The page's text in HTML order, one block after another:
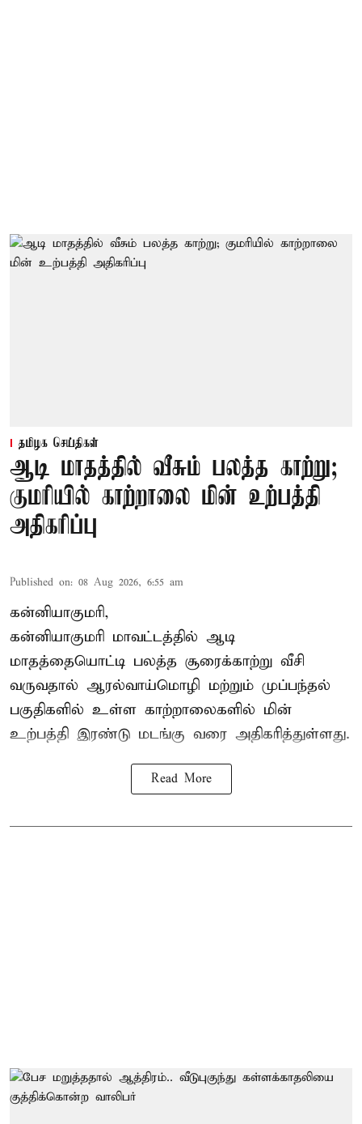
தமிழக செய்திகள்
ஆடி மாதத்தில் வீசும் பலத்த காற்று;
குமரியில் காற்றாலை மின் உற்பத்தி
அதிகரிப்பு
Published on: 08 Aug 2026, 6:55 am
கன்னியாகுமரி,
கன்னியாகுமரி மாவட்டத்தில் ஆடி
மாதத்தையொட்டி பலத்த சூரைக்காற்று வீசி
வருவதால் ஆரல்வாய்மொழி மற்றும் முப்பந்தல்
பகுதிகளில் உள்ள காற்றாலைகளில் மின்
உற்பத்தி இரண்டு மடங்கு வரை அதிகரித்துள்ளது.
Read More